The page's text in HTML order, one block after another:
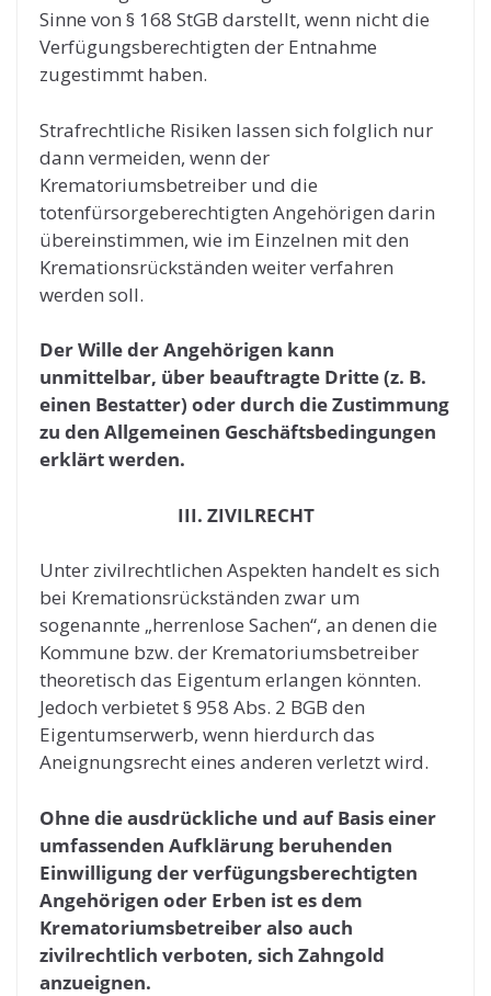
Sinne von § 168 StGB darstellt, wenn nicht die
Verfügungsberechtigten der Entnahme
zugestimmt haben.
Strafrechtliche Risiken lassen sich folglich nur
dann vermeiden, wenn der
Krematoriumsbetreiber und die
totenfürsorgeberechtigten Angehörigen darin
übereinstimmen, wie im Einzelnen mit den
Kremationsrückständen weiter verfahren
werden soll.
Der Wille der Angehörigen kann
unmittelbar, über beauftragte Dritte (z. B.
einen Bestatter) oder durch die Zustimmung
zu den Allgemeinen Geschäftsbedingungen
erklärt werden.
III. ZIVILRECHT
Unter zivilrechtlichen Aspekten handelt es sich
bei Kremationsrückständen zwar um
sogenannte „herrenlose Sachen“, an denen die
Kommune bzw. der Krematoriumsbetreiber
theoretisch das Eigentum erlangen könnten.
Jedoch verbietet § 958 Abs. 2 BGB den
Eigentumserwerb, wenn hierdurch das
Aneignungsrecht eines anderen verletzt wird.
Ohne die ausdrückliche und auf Basis einer
umfassenden Aufklärung beruhenden
Einwilligung der verfügungsberechtigten
Angehörigen oder Erben ist es dem
Krematoriumsbetreiber also auch
zivilrechtlich verboten, sich Zahngold
anzueignen.